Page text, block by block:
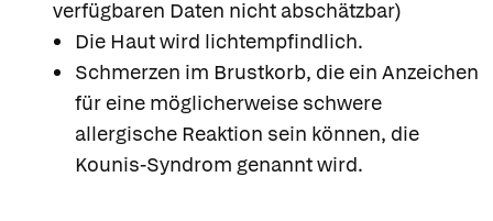
verfügbaren Daten nicht abschätzbar)
Die Haut wird lichtempfindlich.
Schmerzen im Brustkorb, die ein Anzeichen
für eine möglicherweise schwere
allergische Reaktion sein können, die
Kounis-Syndrom genannt wird.